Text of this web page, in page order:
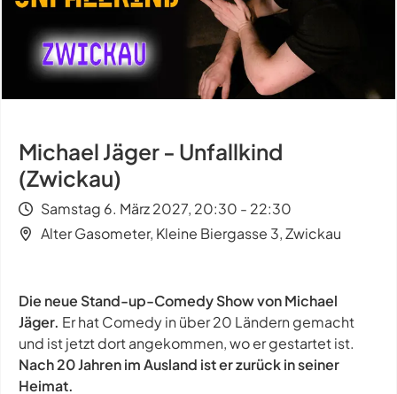
Michael Jäger - Unfallkind
(Zwickau)
Samstag 6. März 2027, 20:30 - 22:30
Alter Gasometer, Kleine Biergasse 3, Zwickau
Die neue Stand-up-Comedy Show von Michael
Jäger. Er hat Comedy in über 20 Ländern gemacht
und ist jetzt dort angekommen, wo er gestartet ist.
Nach 20 Jahren im Ausland ist er zurück in seiner
Heimat.